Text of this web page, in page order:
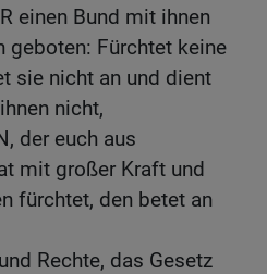
einen Bund mit ihnen
geboten: Fürchtet keine
sie nicht an und dient
nicht,
der euch aus
mit großer Kraft und
fürchtet, den betet an
Rechte, das Gesetz